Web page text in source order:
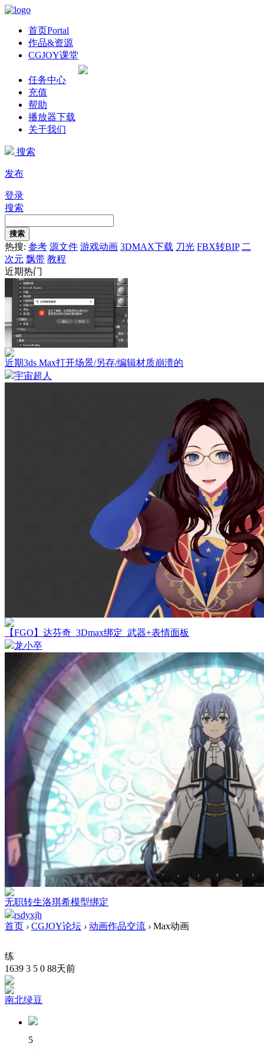
首页Portal
作品&资源
CGJOY课堂
任务中心
充值
帮助
播放器下载
关于我们
搜索
发布
登录
搜索
搜索
热搜: 参考 源文件 游戏动画 3DMAX下载 刀光 FBX转BIP 二
次元 飘带 教程
近期热门
近期3ds Max打开场景/另存/编辑材质崩溃的
宇宙超人
【FGO】达芬奇_3Dmax绑定_武器+表情面板
龙小卒
无职转生洛琪希模型绑定
rsdyxjh
首页 › CGJOY论坛 › 动画作品交流 › Max动画
练
1639 3 5 0 88天前
南北绿豆
5